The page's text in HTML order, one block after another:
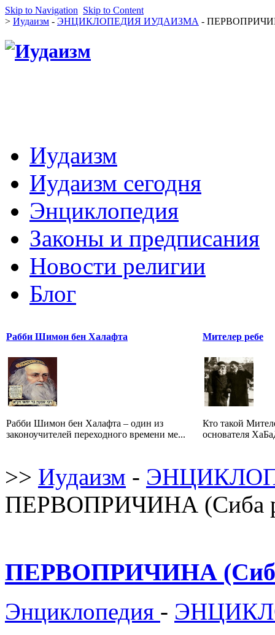
Skip to Navigation Skip to Content
> Иудаизм - ЭНЦИКЛОПЕДИЯ ИУДАИЗМА -
Иудаизм
Иудаизм сегодня
Энциклопедия
Законы и предписания
Новости религии
Блог
Рабби Шимон бен Халафта
Рабби Шимон бен Халафта – один из
законоучителей переходного времени ме...
Мителер ребе
Кто такой
основателя
>> Иудаизм -
ПЕРВОПРИЧИНА (Сиба
ПЕРВОПРИЧИНА
Энциклопедия -